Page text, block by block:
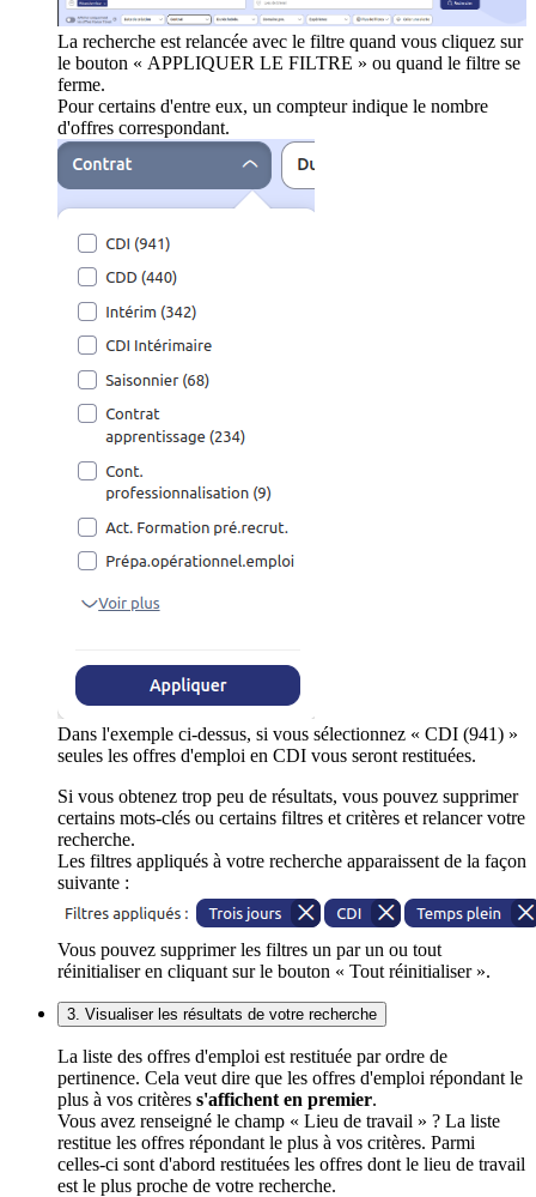
La recherche est relancée avec le filtre quand vous cliquez sur
le bouton « APPLIQUER LE FILTRE » ou quand le filtre se
ferme.
Pour certains d'entre eux, un compteur indique le nombre
d'offres correspondant.
Dans l'exemple ci-dessus, si vous sélectionnez « CDI (941) »
seules les offres d'emploi en CDI vous seront restituées.
Si vous obtenez trop peu de résultats, vous pouvez supprimer
certains mots-clés ou certains filtres et critères et relancer votre
recherche.
Les filtres appliqués à votre recherche apparaissent de la façon
suivante :
Vous pouvez supprimer les filtres un par un ou tout
réinitialiser en cliquant sur le bouton « Tout réinitialiser ».
3. Visualiser les résultats de votre recherche
La liste des offres d'emploi est restituée par ordre de
pertinence. Cela veut dire que les offres d'emploi répondant le
plus à vos critères s'affichent en premier.
Vous avez renseigné le champ « Lieu de travail » ? La liste
restitue les offres répondant le plus à vos critères. Parmi
celles-ci sont d'abord restituées les offres dont le lieu de travail
est le plus proche de votre recherche.